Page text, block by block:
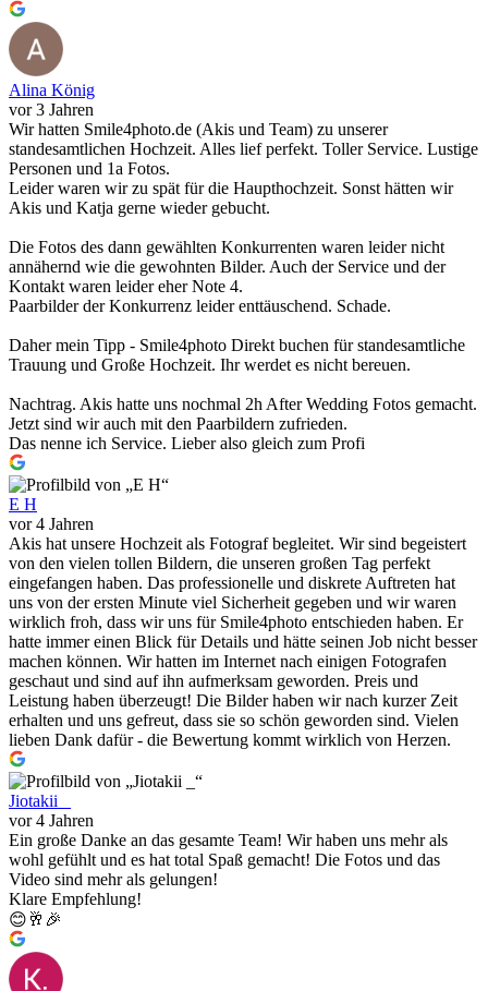
Alina König
vor 3 Jahren
Wir hatten Smile4photo.de (Akis und Team) zu unserer
standesamtlichen Hochzeit. Alles lief perfekt. Toller Service. Lustige
Personen und 1a Fotos.
Leider waren wir zu spät für die Haupthochzeit. Sonst hätten wir
Akis und Katja gerne wieder gebucht.
Die Fotos des dann gewählten Konkurrenten waren leider nicht
annähernd wie die gewohnten Bilder. Auch der Service und der
Kontakt waren leider eher Note 4.
Paarbilder der Konkurrenz leider enttäuschend. Schade.
Daher mein Tipp - Smile4photo Direkt buchen für standesamtliche
Trauung und Große Hochzeit. Ihr werdet es nicht bereuen.
Nachtrag. Akis hatte uns nochmal 2h After Wedding Fotos gemacht.
Jetzt sind wir auch mit den Paarbildern zufrieden.
Das nenne ich Service. Lieber also gleich zum Profi
E H
vor 4 Jahren
Akis hat unsere Hochzeit als Fotograf begleitet. Wir sind begeistert
von den vielen tollen Bildern, die unseren großen Tag perfekt
eingefangen haben. Das professionelle und diskrete Auftreten hat
uns von der ersten Minute viel Sicherheit gegeben und wir waren
wirklich froh, dass wir uns für Smile4photo entschieden haben. Er
hatte immer einen Blick für Details und hätte seinen Job nicht besser
machen können. Wir hatten im Internet nach einigen Fotografen
geschaut und sind auf ihn aufmerksam geworden. Preis und
Leistung haben überzeugt! Die Bilder haben wir nach kurzer Zeit
erhalten und uns gefreut, dass sie so schön geworden sind. Vielen
lieben Dank dafür - die Bewertung kommt wirklich von Herzen.
Jiotakii _
vor 4 Jahren
Ein große Danke an das gesamte Team! Wir haben uns mehr als
wohl gefühlt und es hat total Spaß gemacht! Die Fotos und das
Video sind mehr als gelungen!
Klare Empfehlung!
😊🥂🎉